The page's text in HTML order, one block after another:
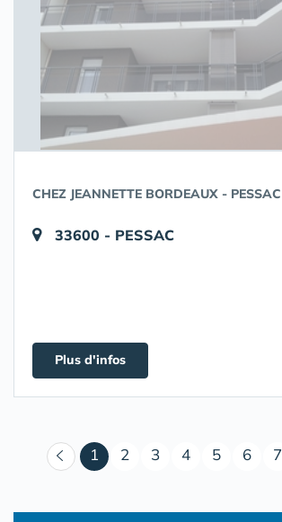
CHEZ JEANNETTE BORDEAUX - PESSAC
33600 - PESSAC
Plus d'infos
1 (courant)
2 3 4 5 6 7